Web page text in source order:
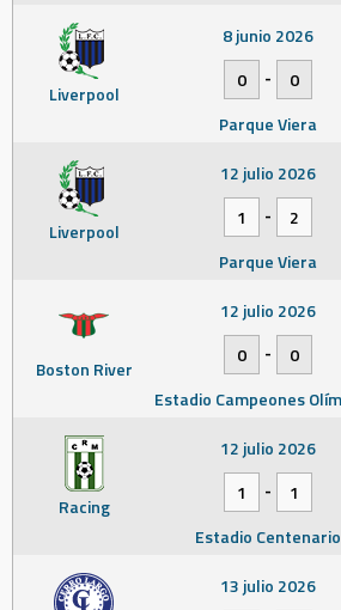
Liverpool
8 junio 2026
0
-
0
Parque Viera
Liverpool
12 julio 2026
1
-
2
Parque Viera
Boston River
12 julio 2026
0
-
0
Estadio Campeones
Racing
12 julio 2026
1
-
1
Estadio Centenario
13 julio 2026